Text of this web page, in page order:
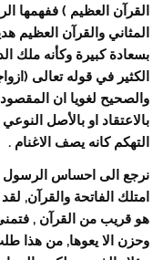
القرآن العظيم ) ففهمها
المثاني والقرآن
بسعادة كبيرة وكأنه ملك
الكثير في قوله تعالى
والصحيح لغويا ان
بالاعتقاد او بالأصل
التهكم كانه يصف الاغنام .
نرجع الى احساس الرسول
امتلك الفاتحة والقرآن,
هو قريب من القرآن ,
وحزن الا يعوها, من هذا